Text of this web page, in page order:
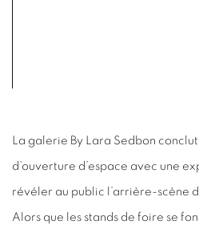
La galerie By Lara Sedbon
d’ouverture d’espace avec une
révéler au public l’arrière-scène
Alors que les stands de foire se